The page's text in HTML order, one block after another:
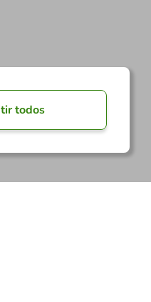
todos